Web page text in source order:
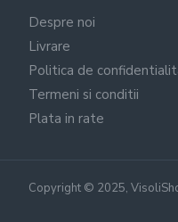
Despre noi
Livrare
Politica de
Termeni si conditii
Plata in rate
Copyright © 2025,